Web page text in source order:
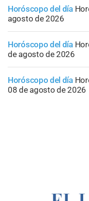
Horóscopo del día
agosto de 2026
Horóscopo del día
de agosto de 2026
Horóscopo del día
08 de agosto de 2026